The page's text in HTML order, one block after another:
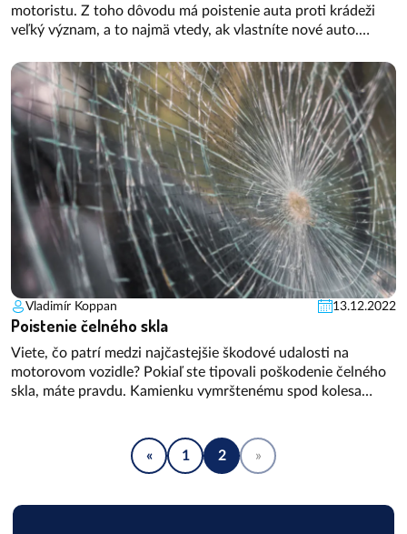
motoristu. Z toho dôvodu má poistenie auta proti krádeži
veľký význam, a to najmä vtedy, ak vlastníte nové auto.
Viac si o tom povieme v našom článku.
Vladimír Koppan 13.12.2022
Poistenie čelného skla
Viete, čo patrí medzi najčastejšie škodové udalosti na
motorovom vozidle? Pokiaľ ste tipovali poškodenie čelného
skla, máte pravdu. Kamienku vymrštenému spod kolesa
ste na omyle. V článku si povieme o tom, ako riešiť tento
« 1 2 »